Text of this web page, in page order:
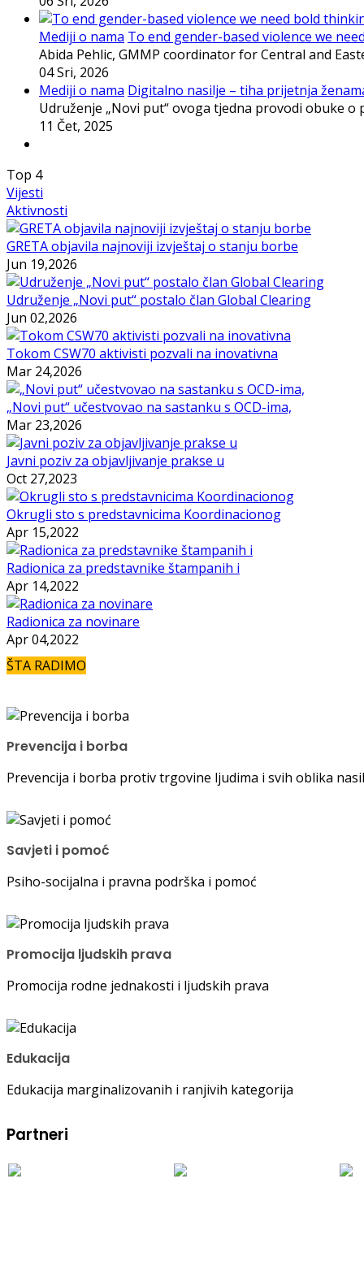
Mediji o nama To end gender-based violence we
Abida Pehlic, GMMP coordinator for Central and
04 Sri, 2026
Mediji o nama Digitalno nasilje – tiha prijetnja
Udruženje „Novi put“ ovoga tjedna provodi obuke
11 Čet, 2025
Top 4
Vijesti
Aktivnosti
GRETA objavila najnoviji izvještaj o stanju borbe
Jun 19,2026
Udruženje „Novi put“ postalo član Global Clearing
Jun 02,2026
Tokom CSW70 aktivisti pozvali na inovativna
Mar 24,2026
„Novi put“ učestvovao na sastanku s OCD-ima,
Mar 23,2026
Javni poziv za objavljivanje prakse u
Oct 27,2023
Okrugli sto s predstavnicima Koordinacionog
Apr 15,2022
Radionica za predstavnike štampanih i
Apr 14,2022
Radionica za novinare
Apr 04,2022
ŠTA RADIMO
Prevencija i borba
Prevencija i borba protiv trgovine ljudima i svih oblika
Savjeti i pomoć
Psiho-socijalna i pravna podrška i pomoć
Promocija ljudskih prava
Promocija rodne jednakosti i ljudskih prava
Edukacija
Edukacija marginalizovanih i ranjivih kategorija
Partneri